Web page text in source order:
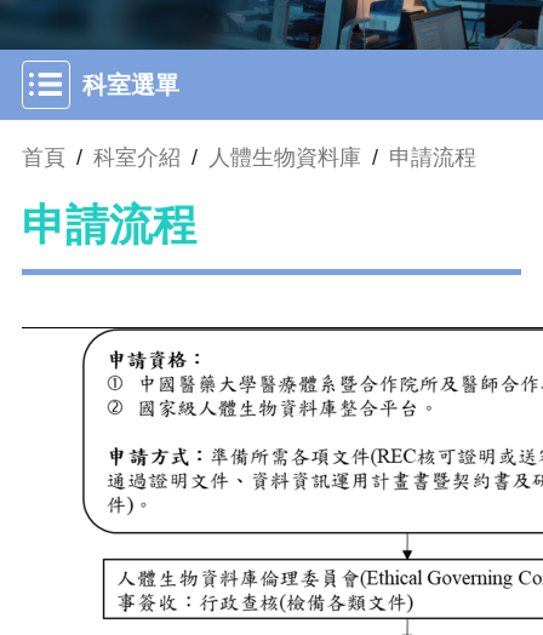
科室選單
首頁 / 科室介紹 / 人體生物資料庫 / 申請流程
申請流程